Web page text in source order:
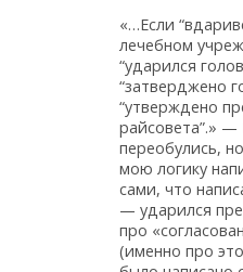
«…Если
лечебном
“ударился
“затверджено
“утверждено
райсовета”.»
переобулись,
мою логику
сами, что
— ударился
про
(именно про